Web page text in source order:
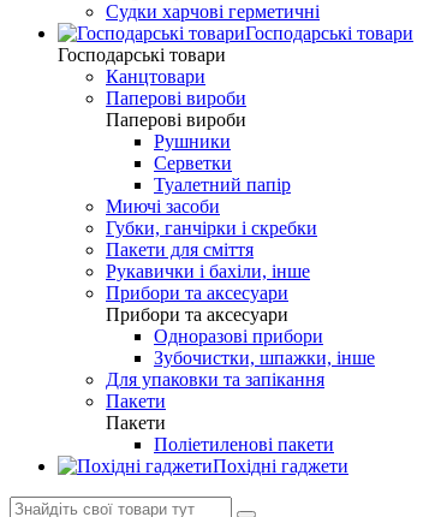
Судки харчові герметичні
Господарські товари
Господарські товари
Канцтовари
Паперові вироби
Паперові вироби
Рушники
Серветки
Туалетний папір
Миючі засоби
Губки, ганчірки і скребки
Пакети для сміття
Рукавички і бахіли, інше
Прибори та аксесуари
Прибори та аксесуари
Одноразові прибори
Зубочистки, шпажки, інше
Для упаковки та запікання
Пакети
Пакети
Поліетиленові пакети
Похідні гаджети